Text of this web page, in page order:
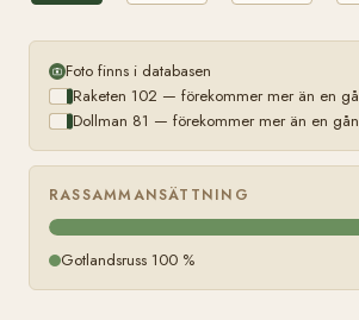
Foto finns i databasen
Raketen 102 — förekommer mer än en
Dollman 81 — förekommer mer än en
RASSAMMANSÄTTNING
Gotlandsruss 100 %